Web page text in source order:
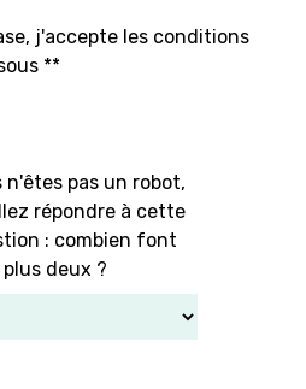
j'accepte les conditions
**
n'êtes pas un robot,
répondre à cette
: combien font
deux ?